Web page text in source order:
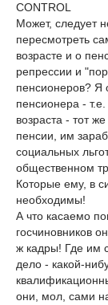
CONTROL
Может, следует
пересмотреть
возрасте и о
репрессии и
пенсионеров? Я
пенсионера -
возраста - тот
пенсии, им
социальных
общественном
Которые ему, в
необходимы!
А что касаемо
госчиновников
ж кадры! Где им
дело - какой-
они, мол, сами